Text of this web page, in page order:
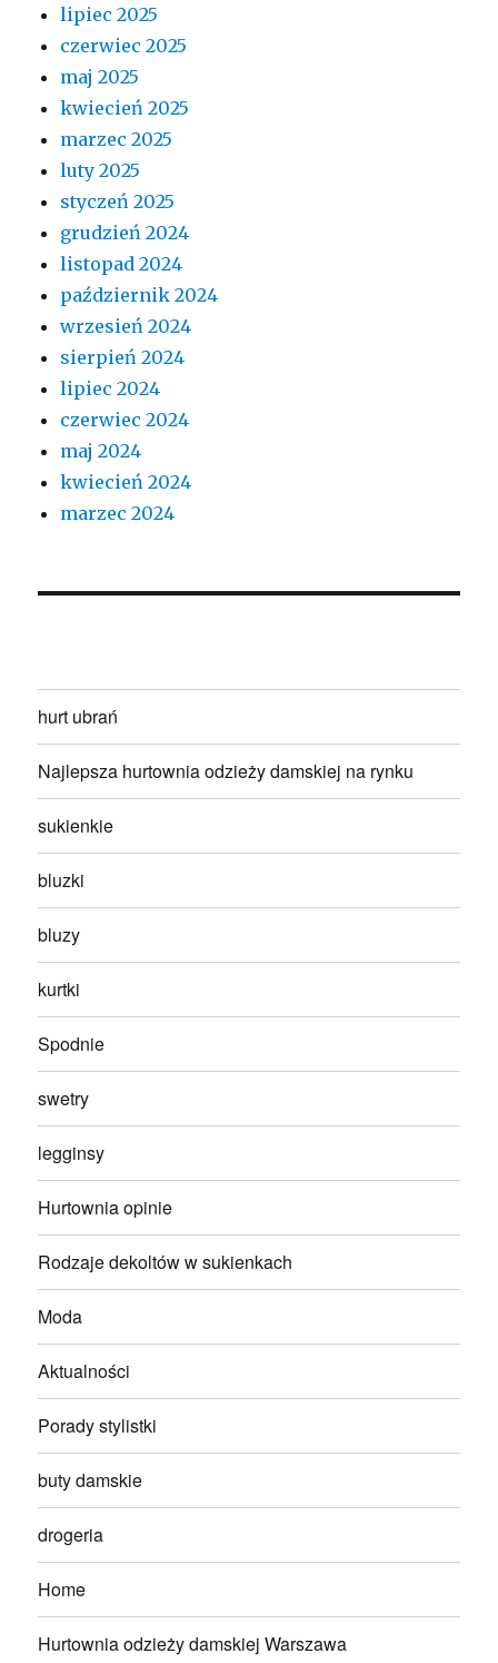
lipiec 2025
czerwiec 2025
maj 2025
kwiecień 2025
marzec 2025
luty 2025
styczeń 2025
grudzień 2024
listopad 2024
październik 2024
wrzesień 2024
sierpień 2024
lipiec 2024
czerwiec 2024
maj 2024
kwiecień 2024
marzec 2024
hurt ubrań
Najlepsza hurtownia odzieży damskiej na rynku
sukienkie
bluzki
bluzy
kurtki
Spodnie
swetry
legginsy
Hurtownia opinie
Rodzaje dekoltów w sukienkach
Moda
Aktualności
Porady stylistki
buty damskie
drogeria
Home
Hurtownia odzieży damskiej Warszawa